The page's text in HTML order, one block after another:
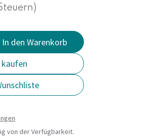
In den Warenkorb
von der Verfügbarkeit.